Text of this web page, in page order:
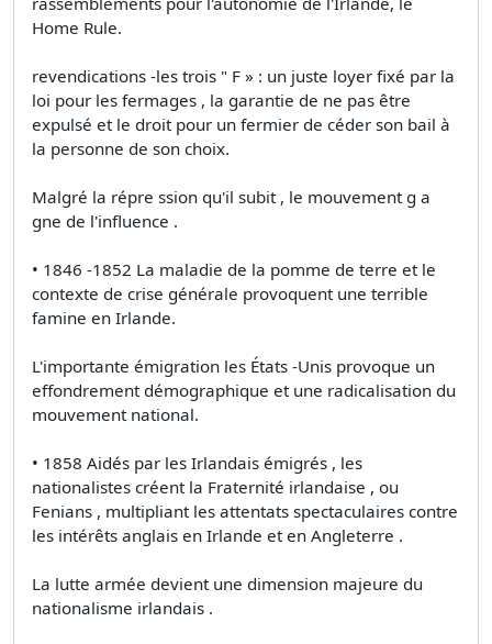
Home Rule.
revendications -les trois " F » : un juste loyer fixé par la
loi pour les fermages , la garantie de ne pas être
expulsé et le droit pour un fermier de céder son bail à
la personne de son choix.
Malgré la répre ssion qu'il subit , le mouvement g a
gne de l'influence .
• 1846 -1852 La maladie de la pomme de terre et le
contexte de crise générale provoquent une terrible
famine en Irlande.
L'importante émigration les États -Unis provoque un
effondrement démographique et une radicalisation du
mouvement national.
• 1858 Aidés par les Irlandais émigrés , les
nationalistes créent la Fraternité irlandaise , ou
Fenians , multipliant les attentats spectaculaires contre
les intérêts anglais en Irlande et en Angleterre .
La lutte armée devient une dimension majeure du
nationalisme irlandais .